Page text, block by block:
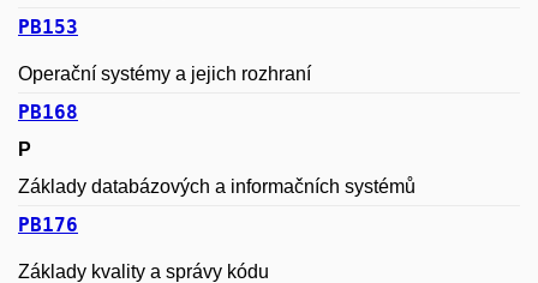
PB153
Operační systémy a jejich rozhraní
PB168
P
Základy databázových a informačních systémů
PB176
Základy kvality a správy kódu